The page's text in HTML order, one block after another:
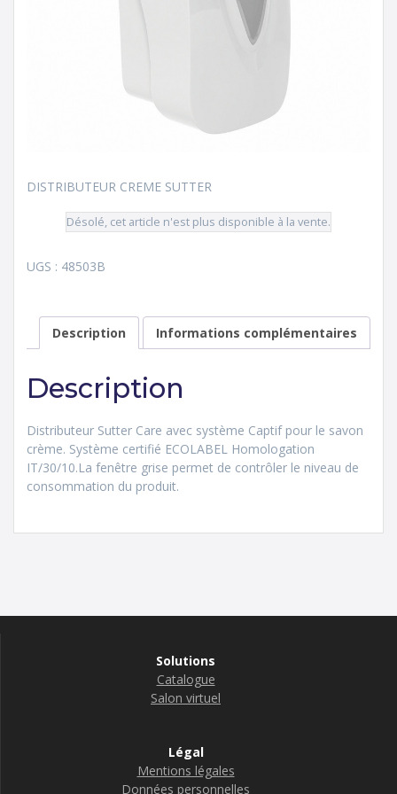
DISTRIBUTEUR CREME SUTTER
Désolé, cet article n'est plus disponible à la vente.
UGS : 48503B
Description Informations complémentaires
Description
Distributeur Sutter Care avec système Captif pour le savon
crème. Système certifié ECOLABEL Homologation
IT/30/10.La fenêtre grise permet de contrôler le niveau de
consommation du produit.
Solutions
Catalogue
Salon virtuel
Légal
Mentions légales
Données personnelles